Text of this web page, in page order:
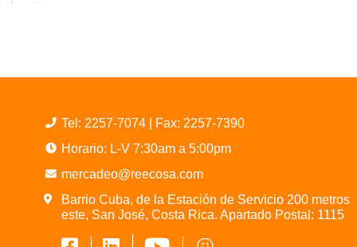
Tel: 2257-7074
| Fax: 2257-7390
Horario: L-V 7:30am a 5:00pm
mercadeo@reecosa.com
Barrio Cuba, de la Estación de Servicio 200 metros
este, San José, Costa Rica. Apartado Postal: 1115